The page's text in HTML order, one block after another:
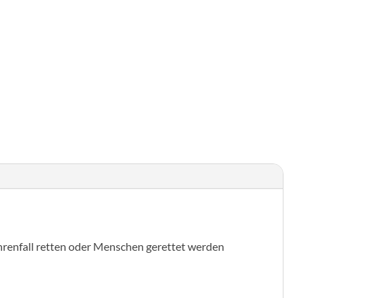
retten oder Menschen gerettet werden